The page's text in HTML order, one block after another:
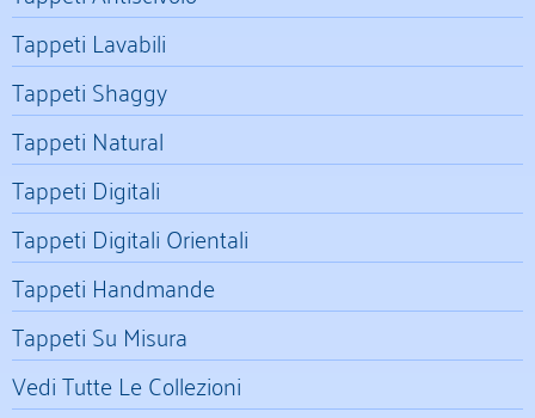
Tappeti Lavabili
Tappeti Shaggy
Tappeti Natural
Tappeti Digitali
Tappeti Digitali Orientali
Tappeti Handmande
Tappeti Su Misura
Vedi Tutte Le Collezioni